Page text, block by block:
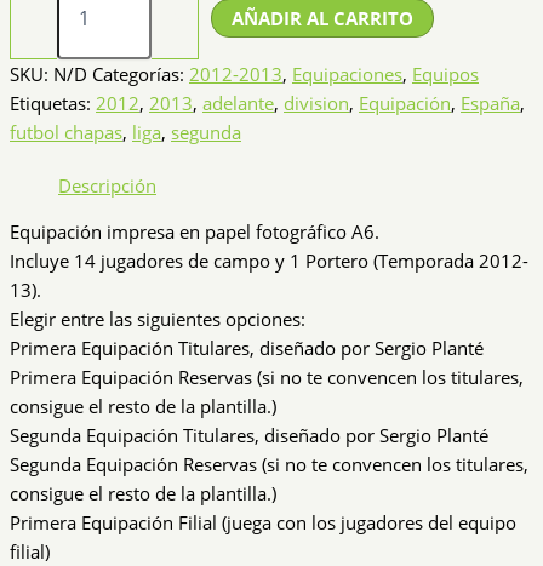
España
cantidad
AÑADIR AL CARRITO
SKU: N/D Categorías: 2012-2013, Equipaciones, Equipos
Etiquetas: 2012, 2013, adelante, division, Equipación, España,
futbol chapas, liga, segunda
Descripción
Equipación impresa en papel fotográfico A6.
Incluye 14 jugadores de campo y 1 Portero (Temporada 2012-
13).
Elegir entre las siguientes opciones:
Primera Equipación Titulares, diseñado por Sergio Planté
Primera Equipación Reservas (si no te convencen los titulares,
consigue el resto de la plantilla.)
Segunda Equipación Titulares, diseñado por Sergio Planté
Segunda Equipación Reservas (si no te convencen los titulares,
consigue el resto de la plantilla.)
Primera Equipación Filial (juega con los jugadores del equipo
filial)